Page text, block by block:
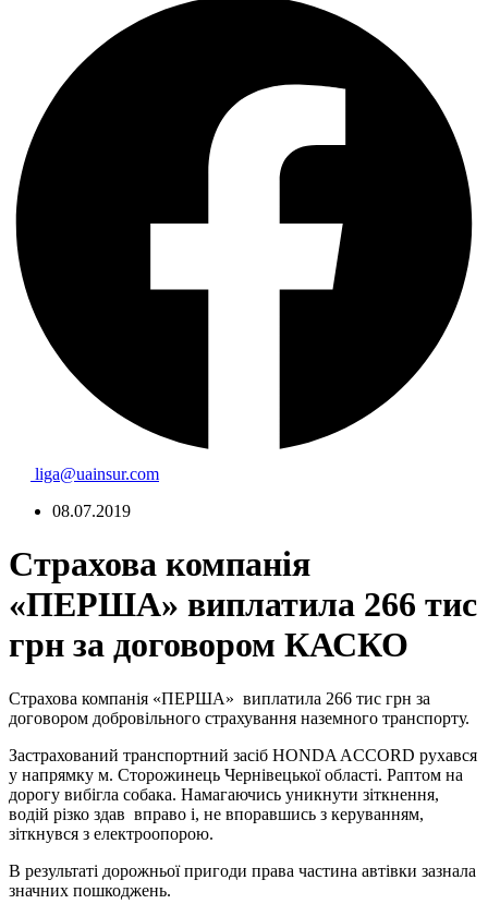
liga@uainsur.com
08.07.2019
Страхова компанія
«ПЕРША» виплатила 266 тис
грн за договором КАСКО
Страхова компанія «ПЕРША» виплатила 266 тис грн за
договором добровільного страхування наземного транспорту.
Застрахований транспортний засіб HONDA ACCORD рухався
у напрямку м. Сторожинець Чернівецької області. Раптом на
дорогу вибігла собака. Намагаючись уникнути зіткнення,
водій різко здав вправо і, не впоравшись з керуванням,
зіткнувся з електроопорою.
В результаті дорожньої пригоди права частина автівки зазнала
значних пошкоджень.